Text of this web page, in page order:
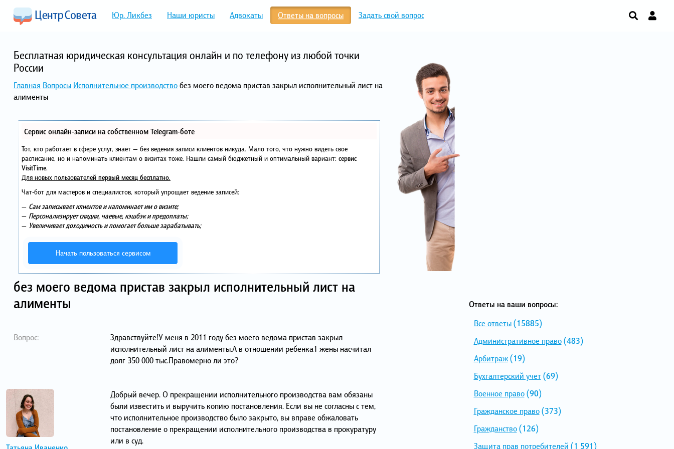
Юр. Ликбез Наши юристы Адвокаты Ответы на вопросы Задать свой вопрос
Бесплатная юридическая консультация онлайн и по телефону из любой точки
России
Главная Вопросы Исполнительное производствобез моего ведома пристав закрыл исполнительный лист на
алименты
Сервис онлайн-записи на собственном Telegram-боте
Тот, кто работает в сфере услуг, знает — без ведения записи клиентов никуда. Мало того, что нужно видеть свое
расписание, но и напоминать клиентам о визитах тоже. Нашли самый бюджетный и оптимальный вариант: сервис
VisitTime.
Для новых пользователей первый месяц бесплатно.
Чат-бот для мастеров и специалистов, который упрощает ведение записей:
— Сам записывает клиентов и напоминает им о визите;
— Персонализирует скидки, чаевые, кэшбэк и предоплаты;
— Увеличивает доходимость и помогает больше зарабатывать;
Начать пользоваться сервисом
без моего ведома пристав закрыл исполнительный лист на
алименты
Вопрос:
Здравствуйте!У меня в 2011 году без моего ведома пристав закрыл
исполнительный лист на алименты.А в отношении ребенка1 жены насчитал
долг 350 000 тыс.Правомерно ли это?
Добрый вечер. О прекращении исполнительного производства вам обязаны
были известить и выручить копию постановления. Если вы не согласны с тем,
что исполнительное производство было закрыто, вы вправе обжаловать
постановление о прекращении исполнительного производства в прокуратуру
или в суд.
Ответы на ваши вопросы:
Все ответы(15885)
Административное право(483)
Арбитраж(19)
Бухгалтерский учет(69)
Военное право(90)
Гражданское право(373)
Гражданство(126)
Защита прав потребителей (1 591)